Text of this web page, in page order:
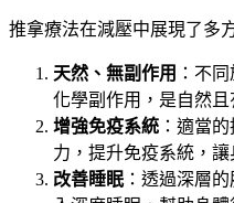
推拿療法在減壓中展現了多
天然、無副作用 ：不
化學副作用，是自然且
增強免疫系統 ：適當
力，提升免疫系統，
改善睡眠：透過深層